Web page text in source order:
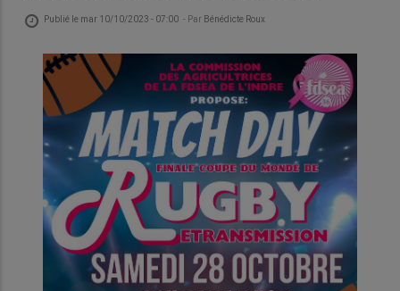
Publié le mar 10/10/2023 - 07:00 - Par Bénédicte Roux